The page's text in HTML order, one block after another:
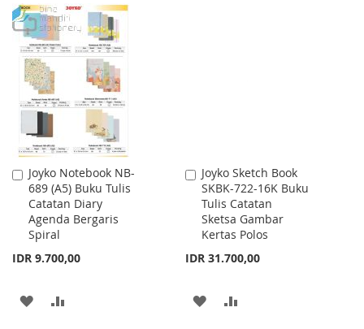
TO
WISH
LIST
TO
COMPARE
Joyko Notebook NB-
689 (A5) Buku Tulis
Catatan Diary
Agenda Bergaris
Spiral
IDR 9.700,00
Add
to
Cart
ADD
Joyko Sketch Book
SKBK-722-16K Buku
Tulis Catatan
Sketsa Gambar
Kertas Polos
IDR 31.700,00
Add
to
Cart
ADD